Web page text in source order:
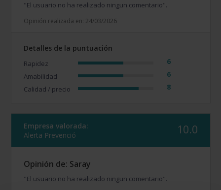
"El usuario no ha realizado ningun comentario".
Opinión realizada en: 24/03/2026
Detalles de la puntuación
Rapidez 6
Amabilidad 6
Calidad / precio 8
Empresa valorada:
Alerta Prevenció
10.0
Opinión de: Saray
"El usuario no ha realizado ningun comentario".